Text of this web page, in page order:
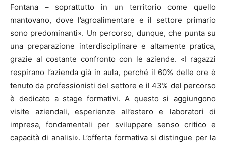
Fontana – soprattutto in un territorio come quello
mantovano, dove l’agroalimentare e il settore primario
sono predominanti». Un percorso, dunque, che punta su
una preparazione interdisciplinare e altamente pratica,
grazie al costante confronto con le aziende. «I ragazzi
respirano l’azienda già in aula, perché il 60% delle ore è
tenuto da professionisti del settore e il 43% del percorso
è dedicato a stage formativi. A questo si aggiungono
visite aziendali, esperienze all’estero e laboratori di
impresa, fondamentali per sviluppare senso critico e
capacità di analisi». L’offerta formativa si distingue per la